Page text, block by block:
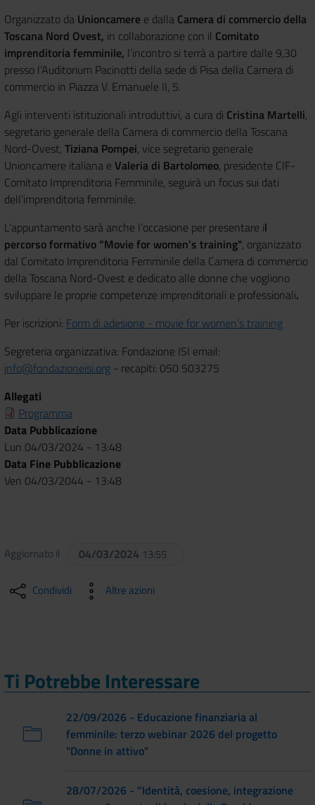
Organizzato da Unioncamere e dalla Camera di commercio della
Toscana Nord Ovest, in collaborazione con il Comitato
imprenditoria femminile, l’incontro si terrà a partire dalle 9,30
presso l’Auditorium Pacinotti della sede di Pisa della Camera di
commercio in Piazza V. Emanuele II, 5.
Agli interventi istituzionali introduttivi, a cura di Cristina Martelli,
segretario generale della Camera di commercio della Toscana
Nord-Ovest, Tiziana Pompei, vice segretario generale
Unioncamere italiana e Valeria di Bartolomeo, presidente CIF-
Comitato Imprenditoria Femminile, seguirà un focus sui dati
dell’imprenditoria femminile.
L’appuntamento sarà anche l’occasione per presentare il
percorso formativo “Movie for women’s training", organizzato
dal Comitato Imprenditoria Femminile della Camera di commercio
della Toscana Nord-Ovest e dedicato alle donne che vogliono
sviluppare le proprie competenze imprenditoriali e professionali.
Per iscrizioni: Form di adesione - movie for women’s training
Segreteria organizzativa: Fondazione ISI email:
info@fondazioneisi.org - recapiti: 050 503275
Allegati
Programma
Data Pubblicazione
Lun 04/03/2024 - 13:48
Data Fine Pubblicazione
Ven 04/03/2044 - 13:48
Aggiornato il 04/03/2024 13:55
Condividi Altre azioni
Ti Potrebbe Interessare
22/09/2026 - Educazione finanziaria al
femminile: terzo webinar 2026 del progetto
"Donne in attivo"
28/07/2026 - “Identità, coesione, integrazione